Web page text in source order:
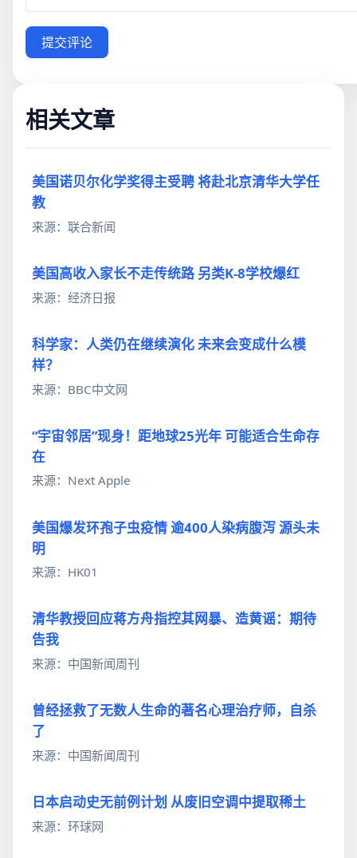
提交评论
相关文章
美国诺贝尔化学奖得主受聘 将赴北京清华大学任
教
来源：联合新闻
美国高收入家长不走传统路 另类K-8学校爆红
来源：经济日报
科学家：人类仍在继续演化 未来会变成什么模
样？
来源：BBC中文网
“宇宙邻居”现身！距地球25光年 可能适合生命存
在
来源：Next Apple
美国爆发环孢子虫疫情 逾400人染病腹泻 源头未
明
来源：HK01
清华教授回应蒋方舟指控其网暴、造黄谣：期待
告我
来源：中国新闻周刊
曾经拯救了无数人生命的著名心理治疗师，自杀
了
来源：中国新闻周刊
日本启动史无前例计划 从废旧空调中提取稀土
来源：环球网